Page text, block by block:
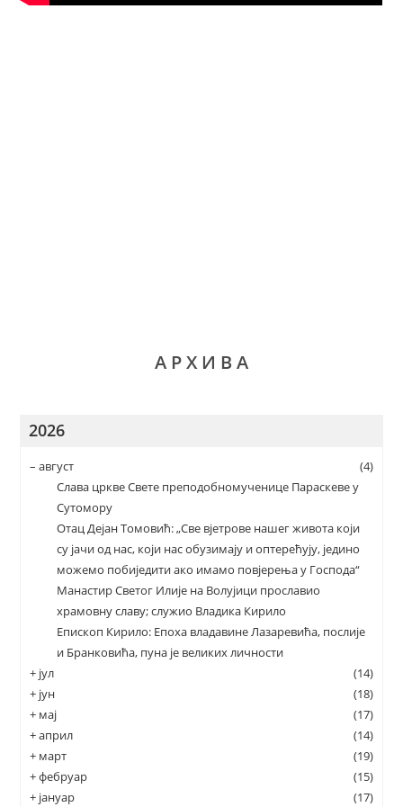
А Р Х И В А
2026
–август
(4)
Слава цркве Свете преподобномученице Параскеве у
Сутомору
Отац Дејан Томовић: „Све вјетрове нашег живота који
су јачи од нас, који нас обузимају и оптерећују, једино
можемо побиједити ако имамо повјерења у Господа“
Манастир Светог Илије на Волујици прославио
храмовну славу; служио Владика Кирило
Епископ Кирило: Епоха владавине Лазаревића, послије
и Бранковића, пуна је великих личности
+ јул
(14)
+ јун
(18)
+ мај
(17)
+април
(14)
+ март
(19)
+фебруар
(15)
+ јануар (17)